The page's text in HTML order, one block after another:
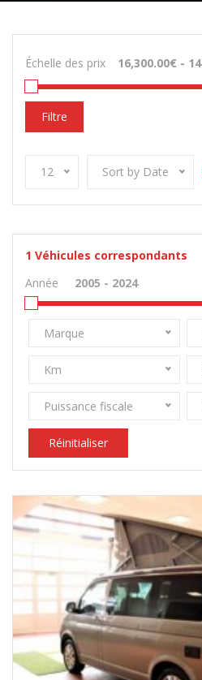
Échelle des prix
Filtre
12 Sort by Date
1 Véhicules correspondants
Année
Marque
Km
Puissance fiscale
Réinitialiser